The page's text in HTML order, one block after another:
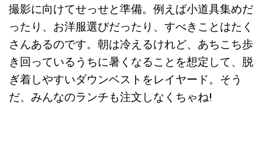
撮影に向けてせっせと準備。例えば小道具集めだ
ったり、お洋服選びだったり、すべきことはたく
さんあるのです。朝は冷えるけれど、あちこち歩
き回っているうちに暑くなることを想定して、脱
ぎ着しやすいダウンベストをレイヤード。そう
だ、みんなのランチも注文しなくちゃね!